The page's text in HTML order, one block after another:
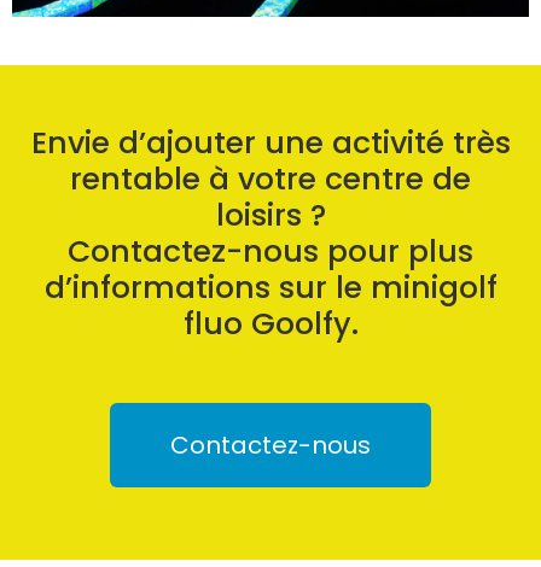
Envie d’ajouter une activité très
rentable à votre centre de
loisirs ?
Contactez-nous pour plus
d’informations sur le minigolf
fluo Goolfy.
Contactez-nous